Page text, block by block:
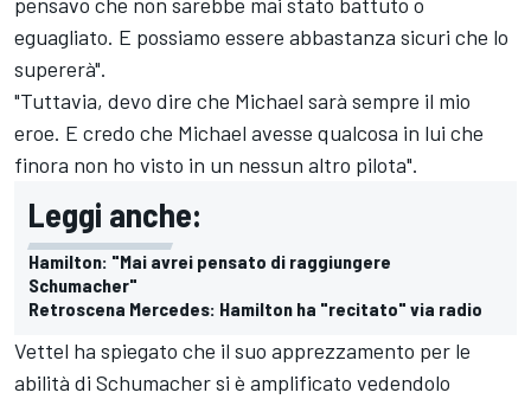
eguagliato. E possiamo essere abbastanza sicuri che lo
supererà".
"Tuttavia, devo dire che Michael sarà sempre il mio
eroe. E credo che Michael avesse qualcosa in lui che
finora non ho visto in un nessun altro pilota".
Leggi anche:
Hamilton: "Mai avrei pensato di raggiungere
Schumacher"
Retroscena Mercedes: Hamilton ha "recitato" via radio
Vettel ha spiegato che il suo apprezzamento per le
abilità di Schumacher si è amplificato vedendolo